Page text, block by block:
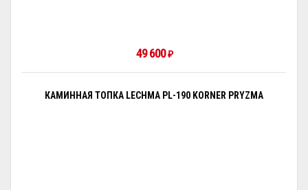
49 600₽
КАМИННАЯ ТОПКА LECHMA PL-190 KORNER PRYZMA